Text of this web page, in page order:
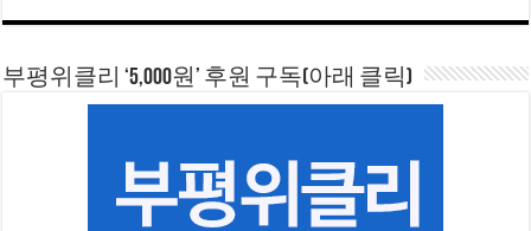
부평위클리 ‘5,000원’ 후원 구독(아래 클릭)